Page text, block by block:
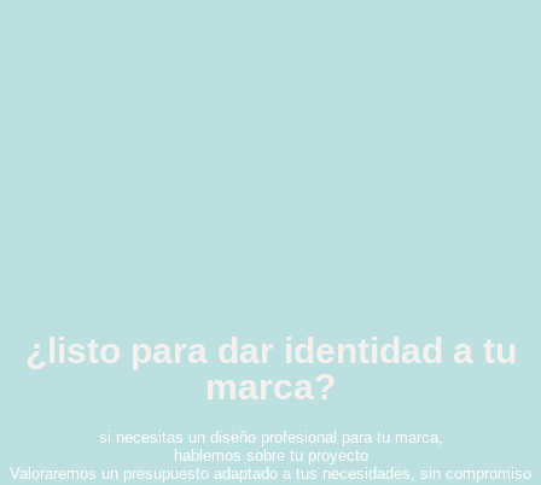
¿listo para dar identidad a tu
marca?
si necesitas un diseño profesional para tu marca,
hablemos sobre tu proyecto
Valoraremos un presupuesto adaptado a tus necesidades, sin compromiso